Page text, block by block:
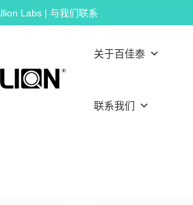
Labs | 与我们联系
关于百佳泰
联系我们